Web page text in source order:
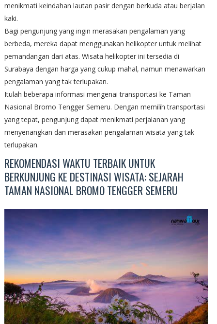
menikmati keindahan lautan pasir dengan berkuda atau berjalan
kaki.
Bagi pengunjung yang ingin merasakan pengalaman yang
berbeda, mereka dapat menggunakan helikopter untuk melihat
pemandangan dari atas. Wisata helikopter ini tersedia di
Surabaya dengan harga yang cukup mahal, namun menawarkan
pengalaman yang tak terlupakan.
Itulah beberapa informasi mengenai transportasi ke Taman
Nasional Bromo Tengger Semeru. Dengan memilih transportasi
yang tepat, pengunjung dapat menikmati perjalanan yang
menyenangkan dan merasakan pengalaman wisata yang tak
terlupakan.
REKOMENDASI WAKTU TERBAIK UNTUK
BERKUNJUNG KE DESTINASI WISATA: SEJARAH
TAMAN NASIONAL BROMO TENGGER SEMERU